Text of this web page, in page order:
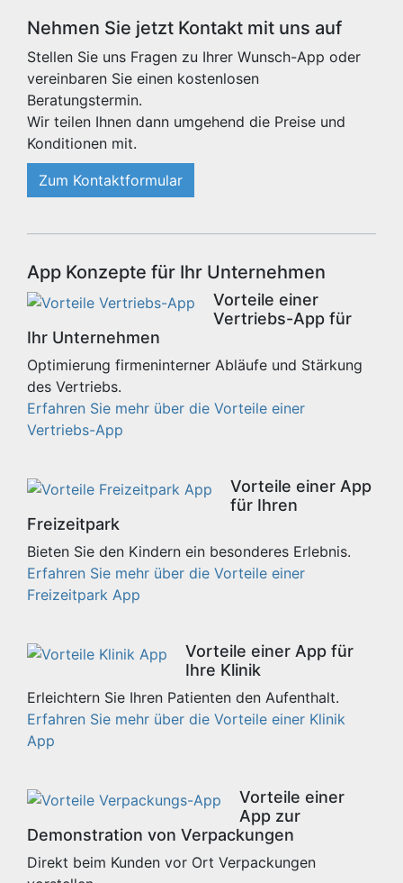
Nehmen Sie jetzt Kontakt mit uns auf
Stellen Sie uns Fragen zu Ihrer Wunsch-App oder
vereinbaren Sie einen kostenlosen
Beratungstermin.
Wir teilen Ihnen dann umgehend die Preise und
Konditionen mit.
Zum Kontaktformular
App Konzepte für Ihr Unternehmen
Vorteile einer
Vertriebs-App für
Ihr Unternehmen
Optimierung firmeninterner Abläufe und Stärkung
des Vertriebs.
Erfahren Sie mehr über die Vorteile einer
Vertriebs-App
Vorteile einer App
für Ihren
Freizeitpark
Bieten Sie den Kindern ein besonderes Erlebnis.
Erfahren Sie mehr über die Vorteile einer
Freizeitpark App
Vorteile einer App für
Ihre Klinik
Erleichtern Sie Ihren Patienten den Aufenthalt.
Erfahren Sie mehr über die Vorteile einer Klinik
App
Vorteile einer
App zur
Demonstration von Verpackungen
Direkt beim Kunden vor Ort Verpackungen